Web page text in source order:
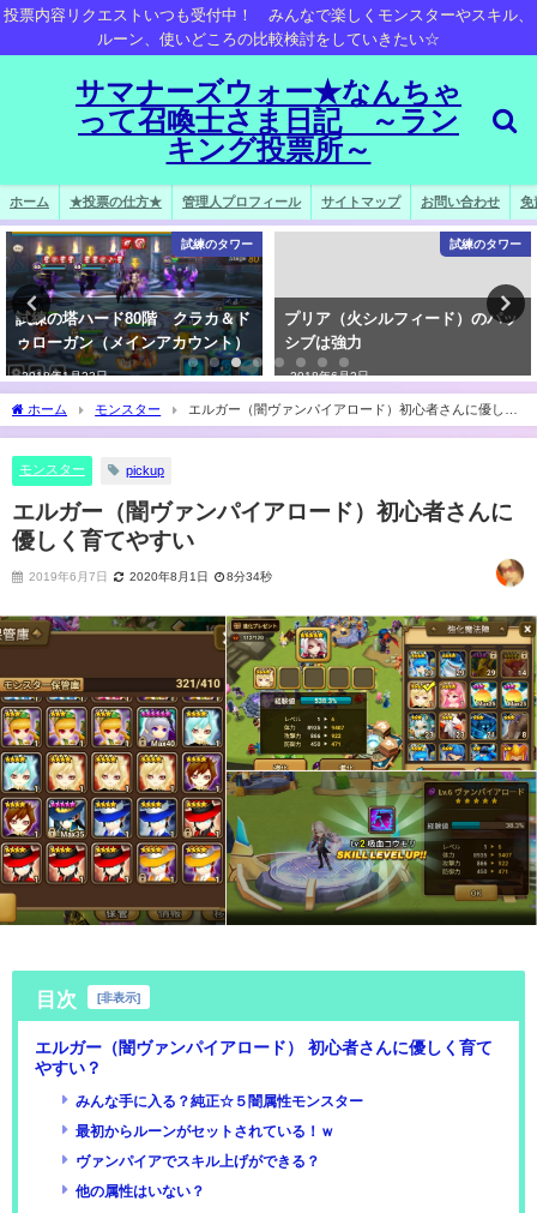
投票内容リクエストいつも受付中！ みんなで楽しくモンスターやスキル、
ルーン、使いどころの比較検討をしていきたい☆
サマナーズウォー★なんちゃ
って召喚士さま日記 ～ラン
キング投票所～
ホーム ★投票の仕方★ 管理人プロフィール サイトマップ お問い合わせ 免
試練のタワー
試練の塔ハード80階 クラカ＆ド
ゥローガン（メインアカウント）
2018年1月23日
試練のタワー
プリア（火シルフィード）のパッ
シブは強力
2018年6月2日
ホーム モンスター
エルガー（闇ヴァンパイアロード）初心者さんに優しく
育てやすい
モンスター pickup
エルガー（闇ヴァンパイアロード）初心者さんに
優しく育てやすい
2019年6月7日 2020年8月1日 8分34秒
目次 [非表示]
エルガー（闇ヴァンパイアロード） 初心者さんに優しく育て
やすい？
みんな手に入る？純正☆５闇属性モンスター
最初からルーンがセットされている！ｗ
ヴァンパイアでスキル上げができる？
他の属性はいない？